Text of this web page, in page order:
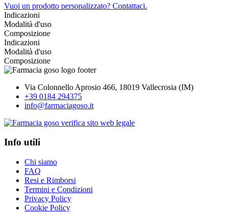
Vuoi un prodotto personalizzato? Contattaci.
Indicazioni
Modalità d'uso
Composizione
Indicazioni
Modalità d'uso
Composizione
Via Colonnello Aprosio 466, 18019 Vallecrosia (IM)
+39 0184 294375
info@farmaciagoso.it
Info utili
Chi siamo
FAQ
Resi e Rimborsi
Termini e Condizioni
Privacy Policy
Cookie Policy